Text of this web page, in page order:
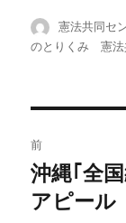
c
e
o
k
tt
er
投
稿
憲法共同セ
のとりくみ 憲法
稿
ナ
前
前
の
沖縄｢全
アピール